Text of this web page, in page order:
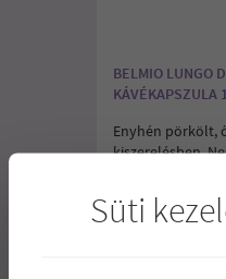
BELMIO LUNGO
KÁVÉKAPSZULA
Enyhén pörkölt,
kiszerelésben.
Ár: 1.770Ft
Süti